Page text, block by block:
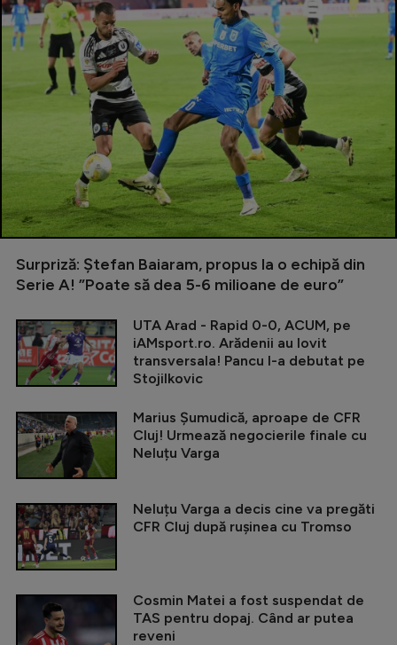
Surpriză: Ștefan Baiaram, propus la o echipă din
Serie A! ”Poate să dea 5-6 milioane de euro”
UTA Arad - Rapid 0-0, ACUM, pe
iAMsport.ro. Arădenii au lovit
transversala! Pancu l-a debutat pe
Stojilkovic
Marius Șumudică, aproape de CFR
Cluj! Urmează negocierile finale cu
Neluțu Varga
Neluțu Varga a decis cine va pregăti
CFR Cluj după rușinea cu Tromso
Cosmin Matei a fost suspendat de
TAS pentru dopaj. Când ar putea
reveni